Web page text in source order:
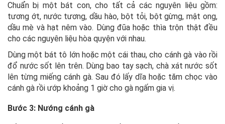
Chuẩn bị một bát con, cho tất cả các nguyên liệu gồm:
tương ớt, nước tương, dầu hào, bột tỏi, bột gừng, mật ong,
dầu mè và hạt nêm vào. Dùng đũa hoặc thìa trộn thật đều
cho các nguyên liệu hòa quyện với nhau.
Dùng một bát tô lớn hoặc một cái thau, cho cánh gà vào rồi
đổ nước sốt lên trên. Dùng bao tay sạch, chà xát nước sốt
lên từng miếng cánh gà. Sau đó lấy dĩa hoặc tăm chọc vào
cánh gà rồi ướp khoảng 1 giờ cho gà ngấm gia vị.
Bước 3: Nướng cánh gà